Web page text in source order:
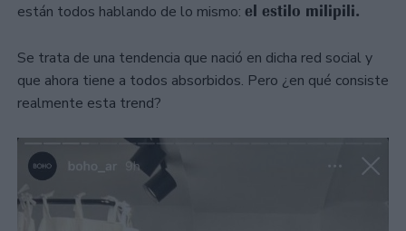
están todos hablando de lo mismo: el estilo milipili.
Se trata de una tendencia que nació en dicha red social y
que ahora tiene a todos absorbidos. Pero ¿en qué consiste
realmente esta trend?